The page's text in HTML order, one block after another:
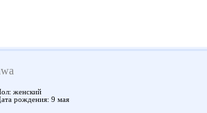
женский
рождения: 9 мая